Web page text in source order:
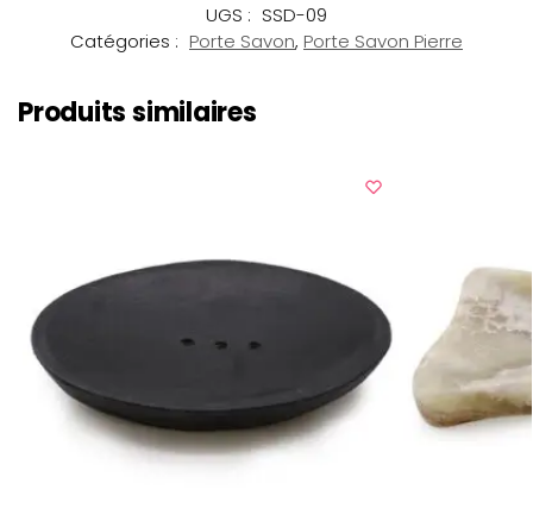
UGS : SSD-09
Catégories : Porte Savon, Porte Savon Pierre
Produits similaires